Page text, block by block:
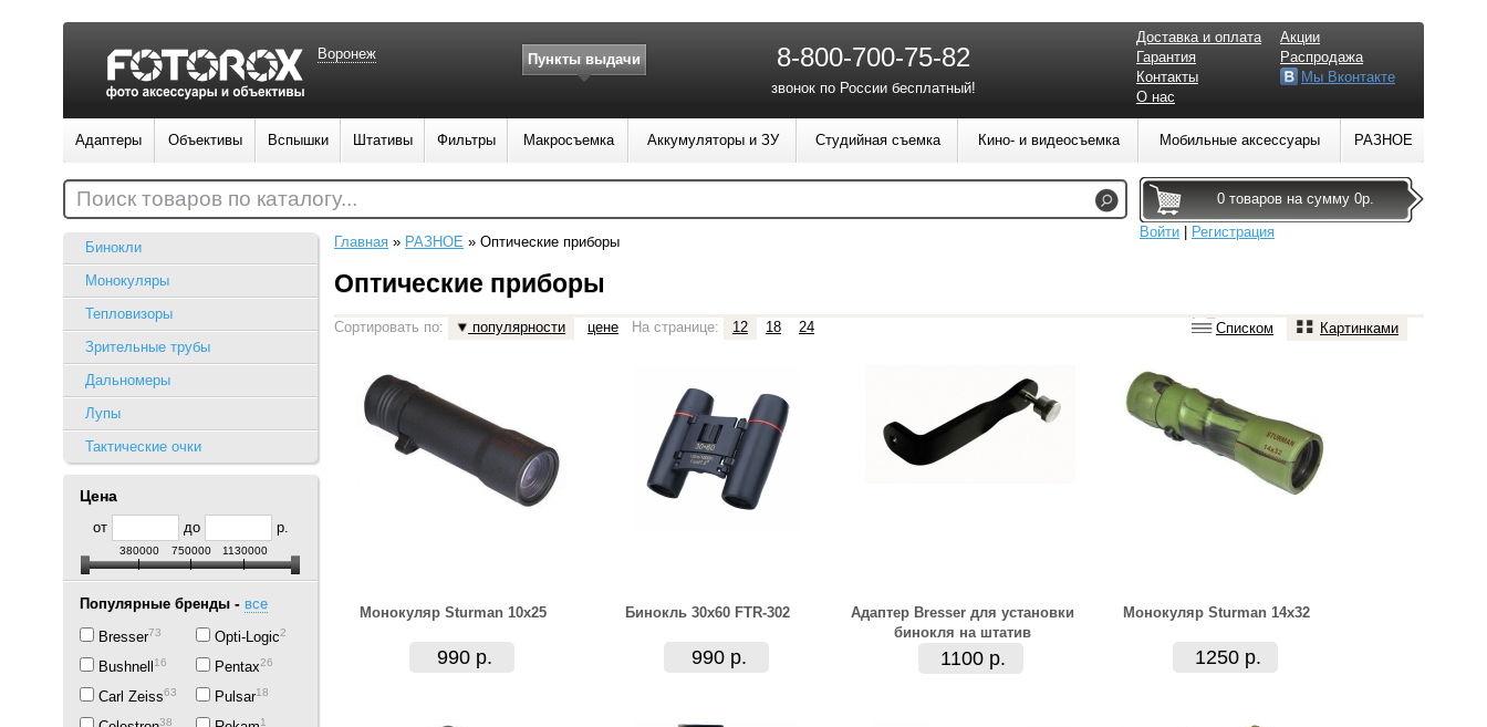
Бинокли
Монокуляры
Тепловизоры
Зрительные трубы
Дальномеры
Лупы
Тактические очки
Цена
от до р.
380000 750000 1130000
Популярные бренды - все
Bresser73
Bushnell16
Carl Zeiss63
38
Opti-Logic2
Pentax26
Pulsar18
1
Главная » РАЗНОЕ » Оптические приборы
Оптические приборы
Сортировать по: популярности цене На странице: 12 18 24 Списком Картинками
Монокуляр Sturman 10x25
990 р.
Бинокль 30x60 FTR-302
990 р.
Адаптер Bresser для установки
бинокля на штатив
1100 р.
Монокуляр Sturman 14x32
1250 р.
Воронеж Пункты выдачи 8-800-700-75-82
звонок по России бесплатный!
Доставка и оплата
Гарантия
Контакты
О нас
Акции
Распродажа
Мы Вконтакте
Адаптеры Объективы Вспышки Штативы Фильтры Макросъемка Аккумуляторы и ЗУ Студийная съемка Кино- и видеосъемка Мобильные аксессуары РАЗНОЕ
0 товаров на сумму 0р.
Войти
Регистрация
Поиск товаров по каталогу...